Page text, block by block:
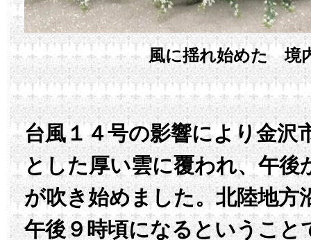
風に揺れ始めた 境
台風１４号の影響により金沢
とした厚い雲に覆われ、午後
が吹き始めました。北陸地方
午後９時頃になるということ